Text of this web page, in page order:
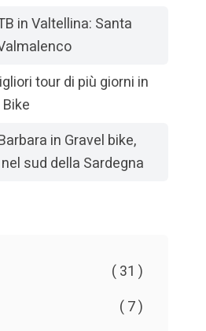
in Valtellina: Santa
tour di più giorni in
in Gravel bike,
sud della Sardegna
( 31 )
( 7 )